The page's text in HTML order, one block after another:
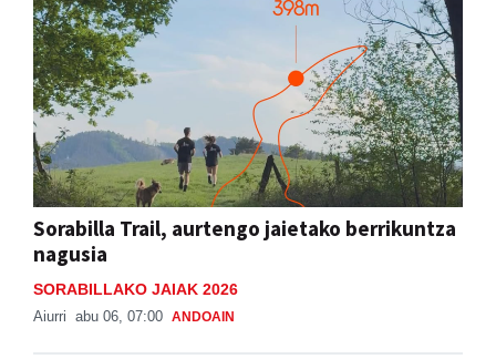
Sorabilla Trail, aurtengo jaietako berrikuntza
nagusia
SORABILLAKO JAIAK 2026
Aiurri abu 06, 07:00 ANDOAIN